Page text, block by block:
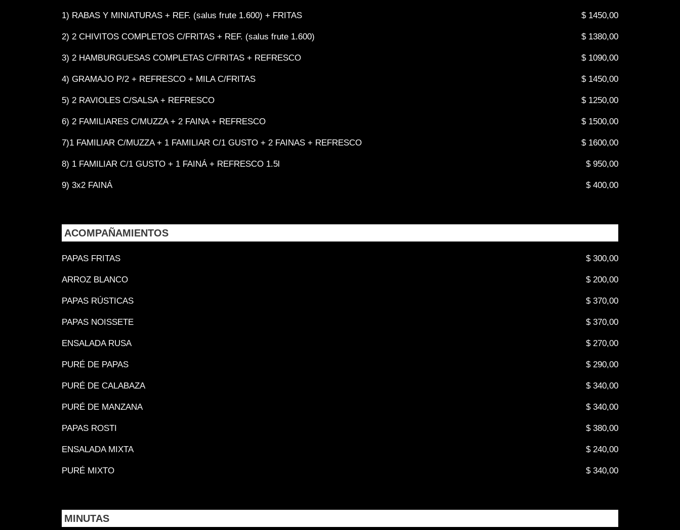
1) RABAS Y MINIATURAS + REF. (salus frute 1.600) + FRITAS $ 1450,00
2) 2 CHIVITOS COMPLETOS C/FRITAS + REF. (salus frute 1.600) $ 1380,00
3) 2 HAMBURGUESAS COMPLETAS C/FRITAS + REFRESCO $ 1090,00
4) GRAMAJO P/2 + REFRESCO + MILA C/FRITAS $ 1450,00
5) 2 RAVIOLES C/SALSA + REFRESCO $ 1250,00
6) 2 FAMILIARES C/MUZZA + 2 FAINA + REFRESCO $ 1500,00
7)1 FAMILIAR C/MUZZA + 1 FAMILIAR C/1 GUSTO + 2 FAINAS + REFRESCO $ 1600,00
8) 1 FAMILIAR C/1 GUSTO + 1 FAINÁ + REFRESCO 1.5l $ 950,00
9) 3x2 FAINÁ $ 400,00
ACOMPAÑAMIENTOS
PAPAS FRITAS $ 300,00
ARROZ BLANCO $ 200,00
PAPAS RÚSTICAS $ 370,00
PAPAS NOISSETE $ 370,00
ENSALADA RUSA $ 270,00
PURÉ DE PAPAS $ 290,00
PURÉ DE CALABAZA $ 340,00
PURÉ DE MANZANA $ 340,00
PAPAS ROSTI $ 380,00
ENSALADA MIXTA $ 240,00
PURÉ MIXTO $ 340,00
MINUTAS